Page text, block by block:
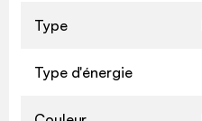
Type
Type d'énergie